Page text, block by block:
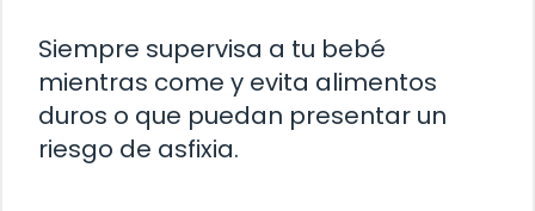
Siempre supervisa a tu bebé
mientras come y evita alimentos
duros o que puedan presentar un
riesgo de asfixia.